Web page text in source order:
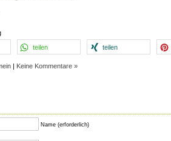
teilen teilen
| Keine Kommentare »
Name (erforderlich)